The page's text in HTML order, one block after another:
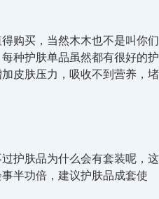
购买，当然木木也不是叫你们
种护肤单品虽然都有很好的护
皮肤压力，吸收不到营养，堵
护肤品为什么会有套装呢，这
半功倍，建议护肤品成套使